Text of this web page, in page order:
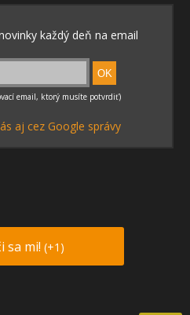
aj cez Google správy
sa mi! (+1)